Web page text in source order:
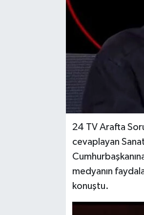
24 TV Arafta
cevaplayan
medyanın
konuştu.